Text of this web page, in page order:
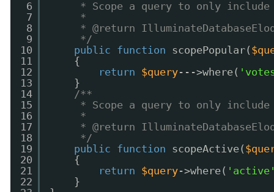
6
7
8
9
10
11
12
13
14
15
16
17
18
19
20
21
22
* Scope a query to only
*
* @return
*/
public
function scopePopular(
{
return
$query--->where(
}
/**
* Scope a query to only
*
* @return
*/
public
function scopeActive(
{
return
$query->where(
}